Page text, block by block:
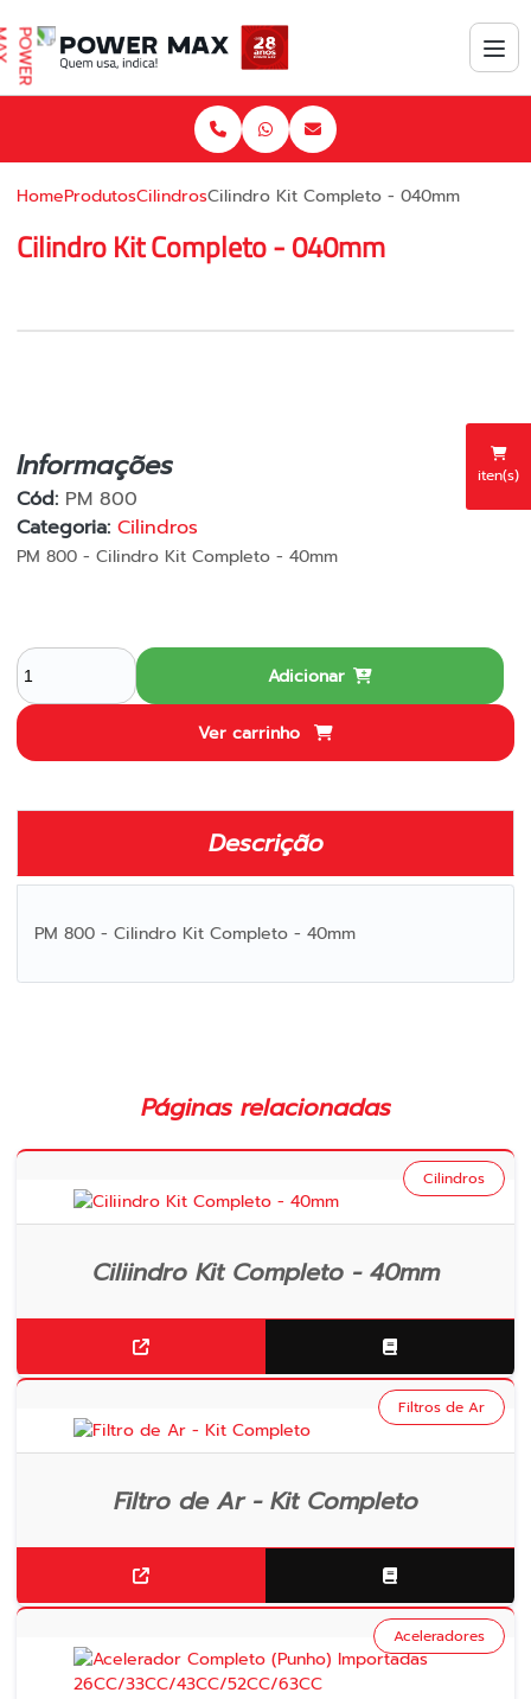
iten(s)
HomeProdutosCilindrosCilindro Kit Completo - 040mm
Cilindro Kit Completo - 040mm
Informações
Cód: PM 800
Categoria: Cilindros
PM 800 - Cilindro Kit Completo - 40mm
Adicionar
Ver carrinho
Descrição
PM 800 - Cilindro Kit Completo - 40mm
Páginas relacionadas
Ciliindro Kit Completo - 40mm
Cilindros
Filtro de Ar - Kit Completo
Filtros de Ar
Aceleradores